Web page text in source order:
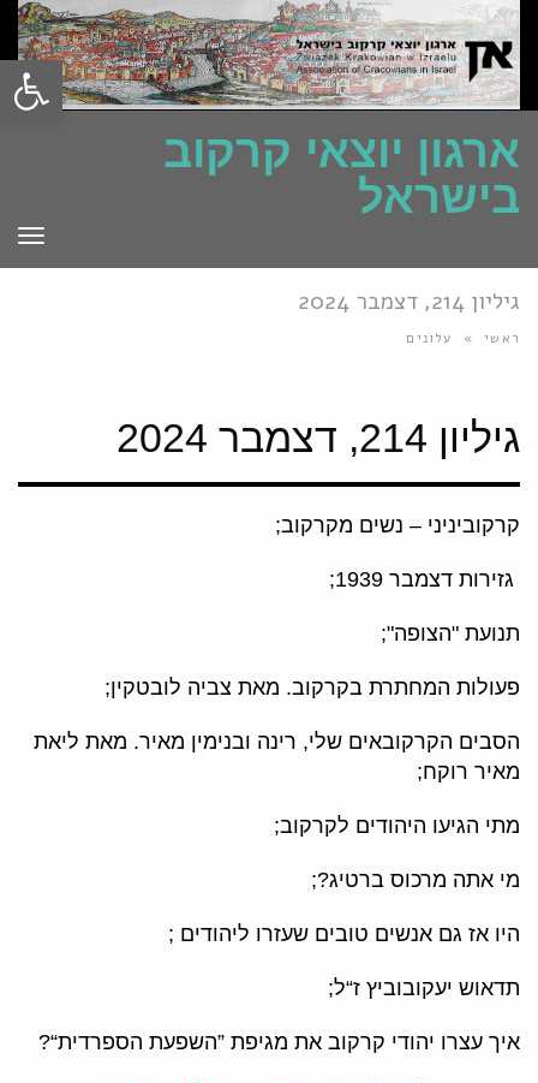
פתח
ארגון יוצאי קרקוב
בישראל
גיליון 214, דצמבר 2024
ראשי » עלונים
גיליון 214, דצמבר 2024
קרקוביניני – נשים מקרקוב;
גזירות דצמבר 1939;
תנועת "הצופה";
פעולות המחתרת בקרקוב. מאת צביה לובטקין;
הסבים הקרקובאים שלי, רינה ובנימין מאיר. מאת ליאת
מאיר רוקח;
מתי הגיעו היהודים לקרקוב;
מי אתה מרכוס ברטיג?;
היו אז גם אנשים טובים שעזרו ליהודים ;
תדאוש יעקובוביץ ז“ל;
איך עצרו יהודי קרקוב את מגיפת ”השפעת הספרדית“?